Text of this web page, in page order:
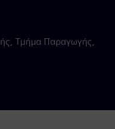
Τμήμα Παραγωγής,